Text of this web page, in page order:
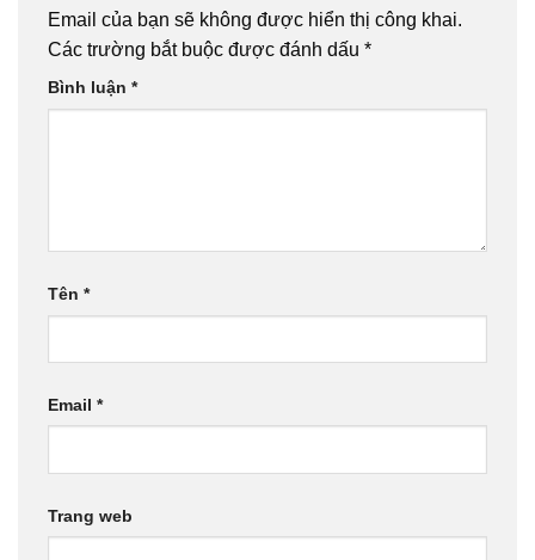
Email của bạn sẽ không được hiển thị công khai.
Các trường bắt buộc được đánh dấu *
Bình luận *
Tên *
Email *
Trang web